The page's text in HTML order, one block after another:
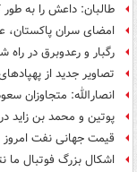
طالبان: داعش را به
امضای سران پاکستان،
رگبار و رعدوبرق در راه
تصاویر جدید از
انصارالله: متجاوزان
پوتین و محمد بن زاید
قیمت جهانی نفت امروز ۱۶ مرداد
اشکال بزرگ فوتبال ما